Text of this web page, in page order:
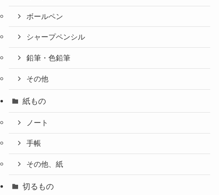
ボールペン
シャープペンシル
鉛筆・色鉛筆
その他
紙もの
ノート
手帳
その他、紙
切るもの